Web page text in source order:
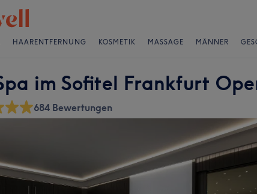
HAARENTFERNUNG KOSMETIK MASSAGE MÄNNER
im Sofitel Frankfurt
684 Bewertungen